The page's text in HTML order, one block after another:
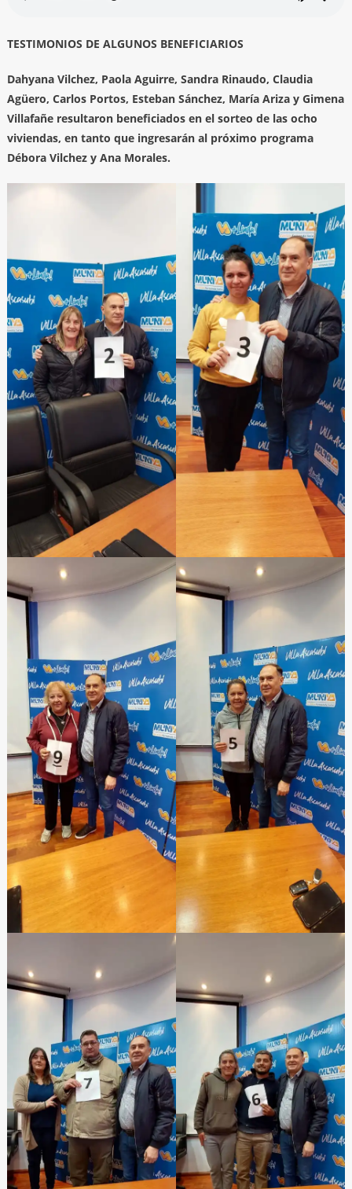
TESTIMONIOS DE ALGUNOS BENEFICIARIOS
Dahyana Vilchez, Paola Aguirre, Sandra Rinaudo, Claudia
Agüero, Carlos Portos, Esteban Sánchez, María Ariza y Gimena
Villafañe resultaron beneficiados en el sorteo de las ocho
viviendas, en tanto que ingresarán al próximo programa
Débora Vilchez y Ana Morales.